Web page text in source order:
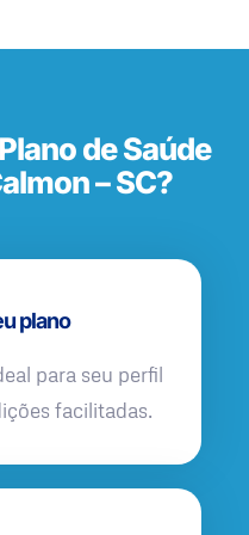
de Saúde
– SC?
plano
para seu perfil
facilitadas.